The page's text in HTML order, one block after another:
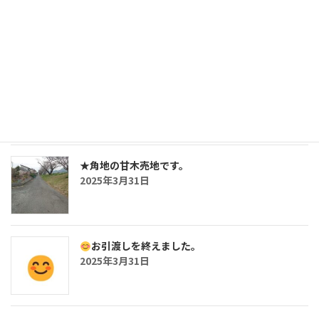
★角地の甘木売地です。
2025年3月31日
お引渡しを終えました。
2025年3月31日